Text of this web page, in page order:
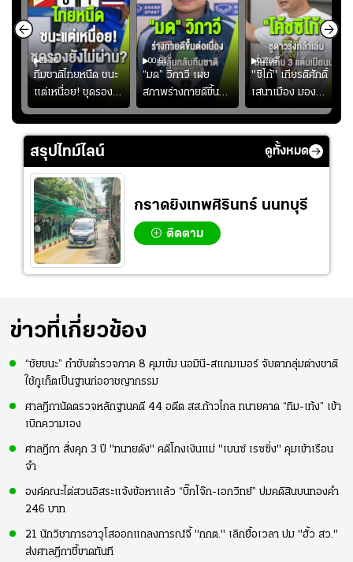
03:00
ทีมชาติไทยหนืด ชนะ
แต่เหนื่อย! ชุดรอง
ยังไม่ผ่าน?
00:51
“มด” วิภาวี เผย
สภาพร่างกายดีขึ้น
อย่างต่อเนื่อง พร้อม
พยายามลงสนามให้
02:06
"ซิโก้" เกียรติศักดิ์
เสนาเมือง มอง
ว่าการเปิดโอกาสให้
แข้งดาวรุ่งลงสนาม
อย่างต่อเนื่อง
สรุปไทม์ไลน์ ดูทั้งหมด
กราดยิงเทพศิรินทร์ นนทบุรี
ติดตาม
ข่าวที่เกี่ยวข้อง
“ชัยชนะ” กำชับตำรวจภาค 8 คุมเข้ม นอมินี-สแกมเมอร์ จับตากลุ่มต่างชาติ
ใช้ภูเก็ตเป็นฐานก่ออาชญากรรม
ศาลฎีกานัดตรวจหลักฐานคดี 44 อดีต สส.ก้าวไกล ทนายคาด “ทิม-เท้ง” เข้า
เบิกความเอง
ศาลฎีกา สั่งคุก 3 ปี "ทนายดัง" คดีโกงเงินแม่ "เบนซ์ เรซซิ่ง" คุมเข้าเรือน
จำ
องค์คณะไต่สวนอิสระแจ้งข้อหาแล้ว “บิ๊กโจ๊ก-เอกวิทย์” ปมคดีสินบนทองคำ
246 บาท
21 นักวิชาการอาวุโสออกแถลงการณ์จี้ "กกต." เลิกยื้อเวลา ปม "ฮั้ว สว."
ส่งศาลฎีกาชี้ขาดทันที